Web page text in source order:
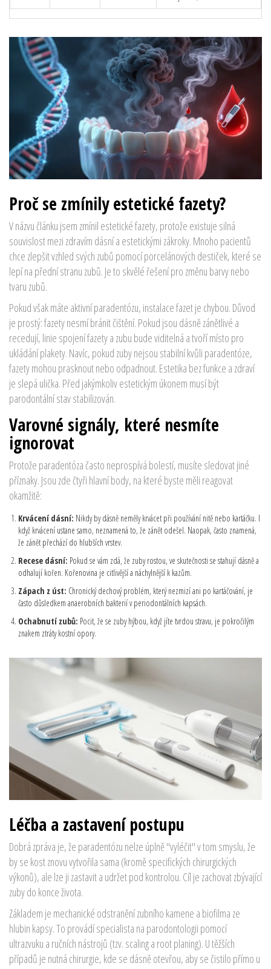
Proč se zmínily estetické fazety?
V názvu článku jsem zmínil estetické fazety, protože existuje silná
souvislost mezi zdravím dásní a estetickými zákroky. Mnoho pacientů
chce zlepšit vzhled svých zubů pomocí porcelánových destiček, které se
lepí na přední stranu zubů. Je to skvělé řešení pro změnu barvy nebo
tvaru zubů.
Pokud však máte aktivní paradentózu, instalace fazet je chybou. Důvod
je prostý: fazety nesmí bránit čištění. Pokud jsou dásně zánětlivé a
recedují, linie spojení fazety a zubu bude viditelná a tvoří místo pro
ukládání plakety. Navíc, pokud zuby nejsou stabilní kvůli paradentóze,
fazety mohou prasknout nebo odpadnout. Estetika bez funkce a zdraví
je slepá ulička. Před jakýmkoliv estetickým úkonem musí být
parodontální stav stabilizován.
Varovné signály, které nesmíte
ignorovat
Protože paradentóza často neprospívá bolestí, musíte sledovat jiné
příznaky. Jsou zde čtyři hlavní body, na které byste měli reagovat
okamžitě:
Krvácení dásní: Nikdy by dásně neměly krvácet při používání nitě nebo kartáčku. I
když krvácení ustane samo, neznamená to, že zánět odešel. Naopak, často znamená,
že zánět přechází do hlubších vrstev.
Recese dásní: Pokud se vám zdá, že zuby rostou, ve skutečnosti se stahují dásně a
odhalují kořen. Kořenovina je citlivější a náchylnější k kazům.
Zápach z úst: Chronický dechový problém, který nezmizí ani po kartáčování, je
často důsledkem anaerobních bakterií v periodontálních kapsách.
Ochabnutí zubů: Pocit, že se zuby hýbou, když jíte tvrdou stravu, je pokročilým
znakem ztráty kostní opory.
Léčba a zastavení postupu
Dobrá zpráva je, že paradentózu nelze úplně "vyléčit" v tom smyslu, že
by se kost znovu vytvořila sama (kromě specifických chirurgických
výkonů), ale lze ji zastavit a udržet pod kontrolou. Cíl je zachovat zbývající
zuby do konce života.
Základem je mechanické odstranění zubního kamene a biofilma ze
hlubin kapsy. To provádí specialista na parodontologii pomocí
ultrazvuku a ručních nástrojů (tzv. scaling a root planing). U těžších
případů je nutná chirurgie, kde se dásně otevřou, aby se čistilo přímo u